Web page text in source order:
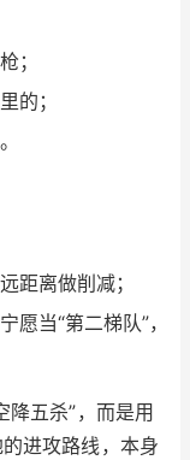
；
的；
距离做削减；
当“第二梯队”，
五杀”，而是用
进攻路线，本身